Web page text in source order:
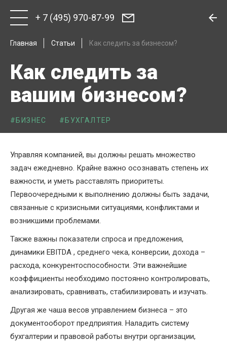
+ 7 (495) 970-87-99
Главная Статьи Как следить за бизнесом?
Как следить за
вашим бизнесом?
#БИЗНЕС #БУХГАЛТЕР
Управляя компанией, вы должны решать множество
задач ежедневно. Крайне важно осознавать степень их
важности, и уметь расставлять приоритеты.
Первоочередными к выполнению должны быть задачи,
связанные с кризисными ситуациями, конфликтами и
возникшими проблемами.
Также важны показатели спроса и предложения,
динамики EBITDA , среднего чека, конверсии, дохода –
расхода, конкурентоспособности. Эти важнейшие
коэффициенты необходимо постоянно контролировать,
анализировать, сравнивать, стабилизировать и изучать.
Другая же чаша весов управлением бизнеса – это
документооборот предприятия. Наладить систему
бухгалтерии и правовой работы внутри организации,